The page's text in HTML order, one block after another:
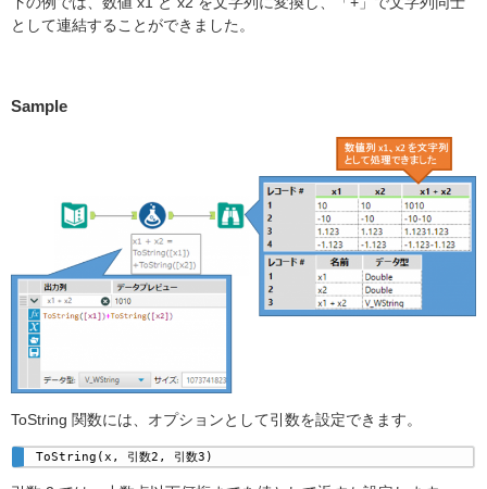
として連結することができました。
Sample
ToString 関数には、オプションとして引数を設定できます。
ToString(x, 引数2, 引数3)